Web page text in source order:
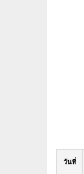
วันที่